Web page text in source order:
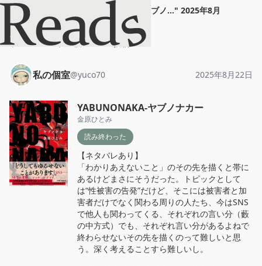
YABUNONAKA-ヤブノ..." 2025年8月
22日
ホーム
私の個室 投稿
私の個室@yuco70 2025年8月22日
YABUNONAKA-ヤブノナカー
金原ひとみ
読み終わった
【ネタバレあり】
「わかりあえないこと」のその先を描くと帯に
あるけどまさにそうだった。トピックとして
は“性被害の告発”だけど、そこには被害者と加
害者だけでなく関わる周りの人たち、今はSNS
で他人も関わってくる、それぞれの言い分（藪
の中方式）でも、それぞれ言い分があるよねで
終わらせないその先を描くのって難しいと思
う。深く考えることすら難しいし。